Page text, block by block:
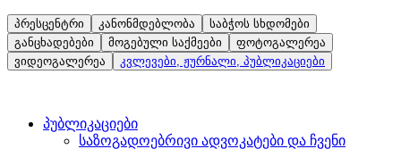
პრესცენტრი კანონმდებლობა
საბჭოს სხდომები
განცხადებები
მოგებული საქმეები
ფოტოგალერეა
ვიდეოგალერეა
კვლევები, ჟურნალი, პუბლიკაციები
პუბლიკაციები
საზოგადოებრივი ადვოკატები და ჩვენი